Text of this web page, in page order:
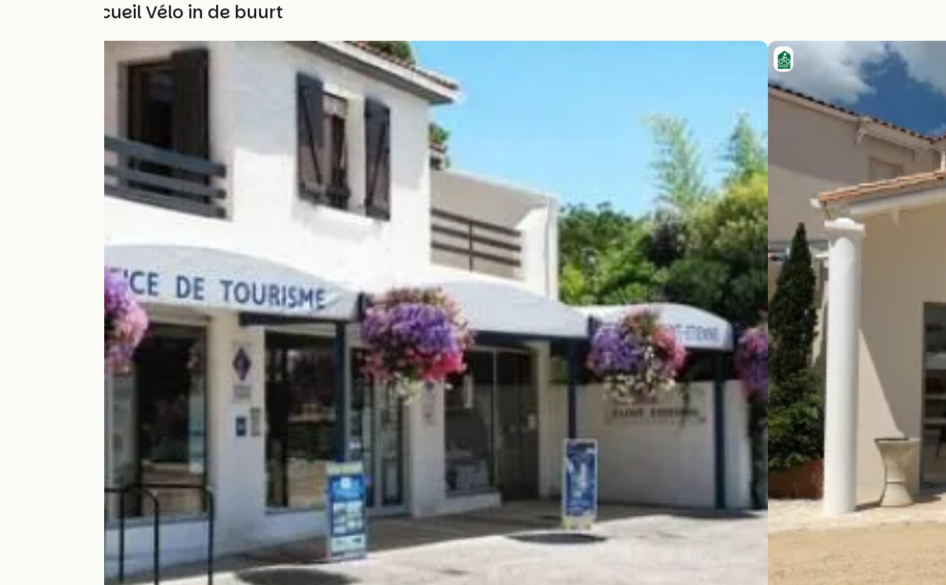
Andere Accueil Vélo in de buurt